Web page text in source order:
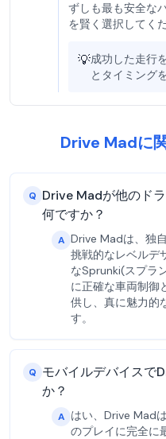
ずしも最も安全な
を賢く選択してく
💡成功した走行
とタイミング
Drive Madに
Q Drive Madが他のド
何ですか？
A Drive Madは、独
挑戦的なレベルデ
なSprunki(スプラ
に正確な車両制御
供し、真に魅力的
す。
Q モバイルデバイスで
か？
A はい、Drive Mad
のプレイに完全に